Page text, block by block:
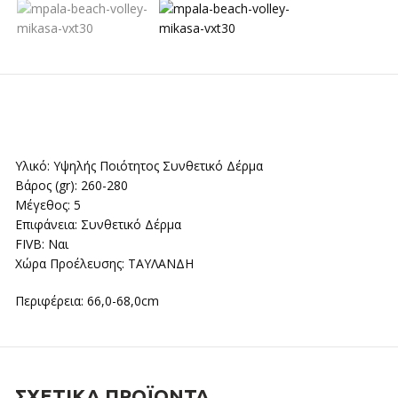
Υλικό: Yψηλής Ποιότητος Συνθετικό Δέρμα
Βάρος (gr): 260-280
Μέγεθος: 5
Επιφάνεια: Συνθετικό Δέρμα
FIVB: Ναι
Χώρα Προέλευσης: ΤΑΥΛΑΝΔΗ
Περιφέρεια: 66,0-68,0cm